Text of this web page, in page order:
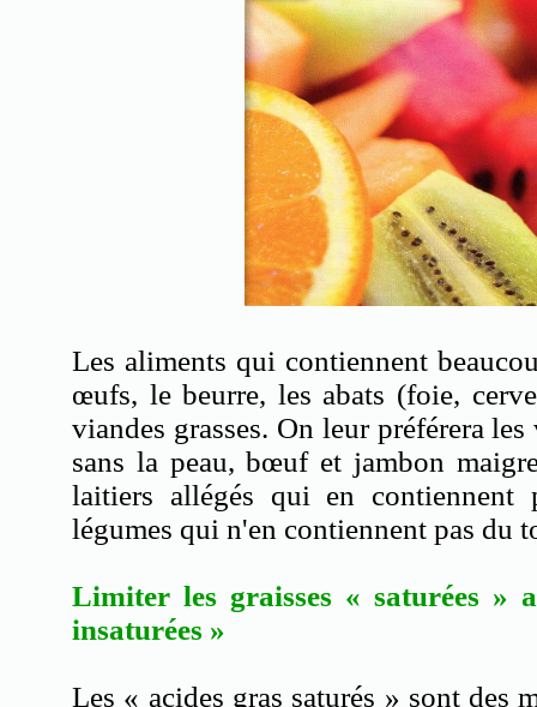
Les aliments qui contiennent
œufs, le beurre, les abats (foie,
viandes grasses. On leur préférera
sans la peau, bœuf et jambon
laitiers allégés qui en
légumes qui n'en contiennent pas du
Limiter les graisses « saturées »
insaturées »
Les « acides gras saturés » sont des